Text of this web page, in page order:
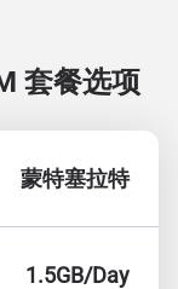
套餐选项
蒙特塞拉特
1.5GB/Day